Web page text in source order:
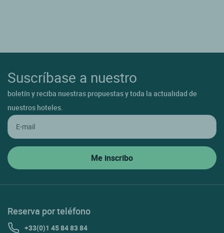
Suscríbase a nuestro
boletín y reciba nuestras propuestas y toda la actualidad de
nuestros hoteles.
Reserva por teléfono
+33(0)1 45 84 83 84